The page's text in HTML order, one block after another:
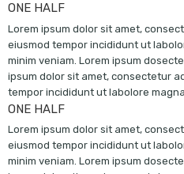
ONE HALF
Lorem ipsum dolor sit amet,
eiusmod tempor incididunt ut
minim veniam. Lorem ipsum
ipsum dolor sit amet, consectetur
tempor incididunt ut labolore
ONE HALF
Lorem ipsum dolor sit amet,
eiusmod tempor incididunt ut
minim veniam. Lorem ipsum